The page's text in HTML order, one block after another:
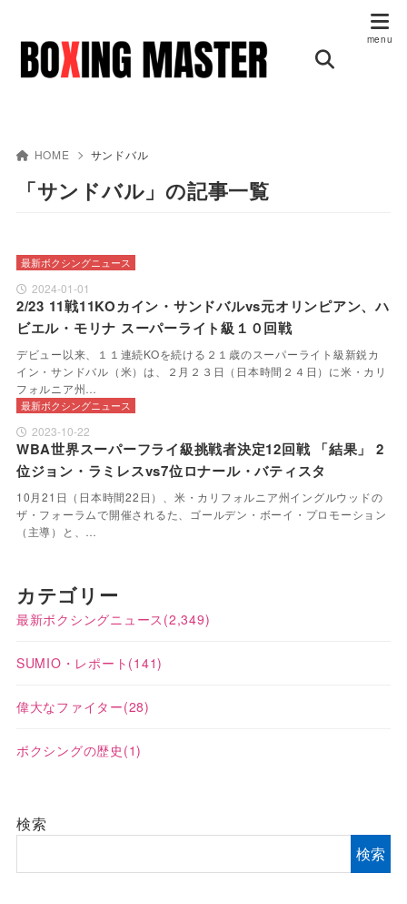
HOME サンドバル
「サンドバル」の記事一覧
最新ボクシングニュース
2024-01-01
2/23 11戦11KOカイン・サンドバルvs元オリンピアン、ハ
ビエル・モリナ スーパーライト級１０回戦
デビュー以来、１１連続KOを続ける２１歳のスーパーライト級新鋭カ
イン・サンドバル（米）は、２月２３日（日本時間２４日）に米・カリ
フォルニア州…
最新ボクシングニュース
2023-10-22
WBA世界スーパーフライ級挑戦者決定12回戦 「結果」 2
位ジョン・ラミレスvs7位ロナール・バティスタ
10月21日（日本時間22日）、米・カリフォルニア州イングルウッドの
ザ・フォーラムで開催されるた、ゴールデン・ボーイ・プロモーション
（主導）と、…
カテゴリー
最新ボクシングニュース (2,349)
SUMIO・レポート (141)
偉大なファイター(28)
ボクシングの歴史 (1)
検索
検索